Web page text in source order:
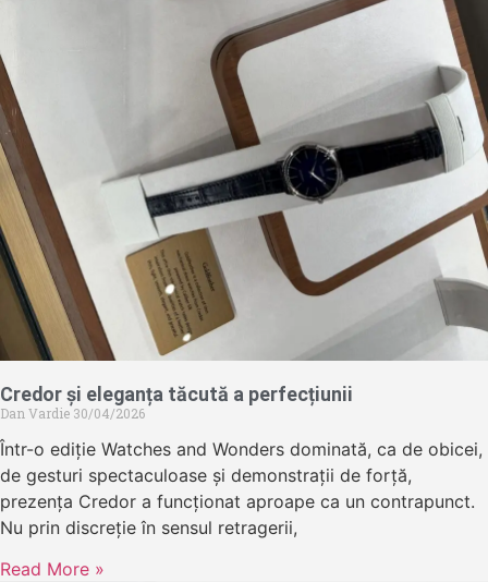
Credor și eleganța tăcută a perfecțiunii
Dan Vardie 30/04/2026
Într-o ediție Watches and Wonders dominată, ca de obicei,
de gesturi spectaculoase și demonstrații de forță,
prezența Credor a funcționat aproape ca un contrapunct.
Nu prin discreție în sensul retragerii,
Read More »